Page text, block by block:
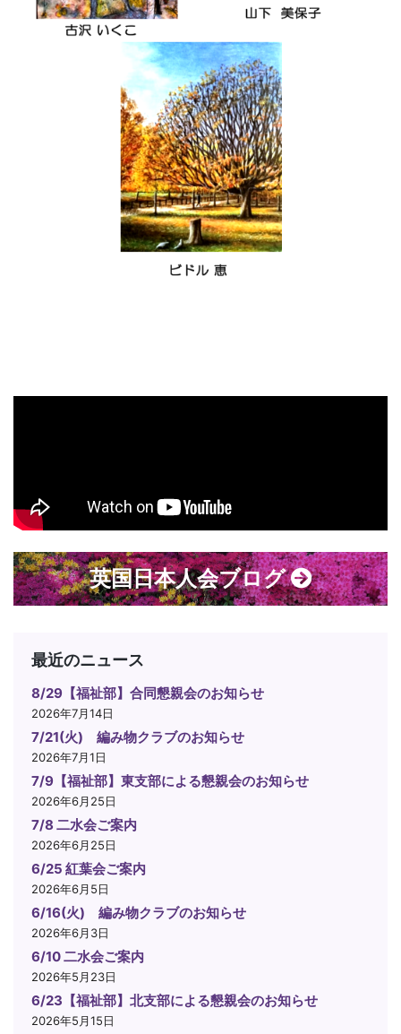
英国日本人会ブログ
最近のニュース
8/29【福祉部】合同懇親会のお知らせ
2026年7月14日
7/21(火) 編み物クラブのお知らせ
2026年7月1日
7/9【福祉部】東支部による懇親会のお知らせ
2026年6月25日
7/8 二水会ご案内
2026年6月25日
6/25 紅葉会ご案内
2026年6月5日
6/16(火) 編み物クラブのお知らせ
2026年6月3日
6/10 二水会ご案内
2026年5月23日
6/23【福祉部】北支部による懇親会のお知らせ
2026年5月15日